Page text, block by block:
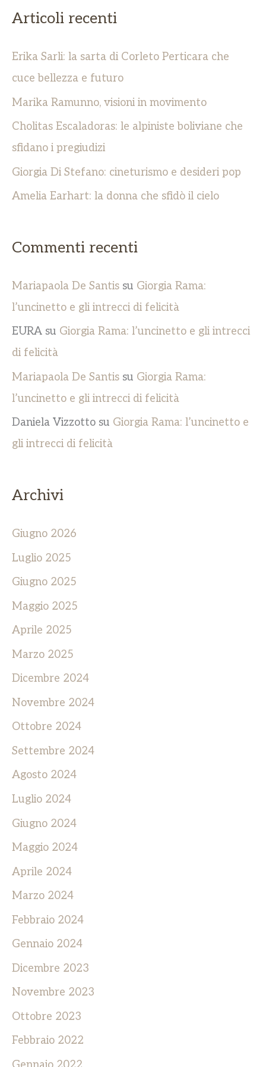
a
:
Articoli recenti
Erika Sarli: la sarta di Corleto Perticara che
cuce bellezza e futuro
Marika Ramunno, visioni in movimento
Cholitas Escaladoras: le alpiniste boliviane che
sfidano i pregiudizi
Giorgia Di Stefano: cineturismo e desideri pop
Amelia Earhart: la donna che sfidò il cielo
Commenti recenti
Mariapaola De Santis su Giorgia Rama:
l’uncinetto e gli intrecci di felicità
EURA su Giorgia Rama: l’uncinetto e gli intrecci
di felicità
Mariapaola De Santis su Giorgia Rama:
l’uncinetto e gli intrecci di felicità
Daniela Vizzotto su Giorgia Rama: l’uncinetto e
gli intrecci di felicità
Archivi
Giugno 2026
Luglio 2025
Giugno 2025
Maggio 2025
Aprile 2025
Marzo 2025
Dicembre 2024
Novembre 2024
Ottobre 2024
Settembre 2024
Agosto 2024
Luglio 2024
Giugno 2024
Maggio 2024
Aprile 2024
Marzo 2024
Febbraio 2024
Gennaio 2024
Dicembre 2023
Novembre 2023
Ottobre 2023
Febbraio 2022